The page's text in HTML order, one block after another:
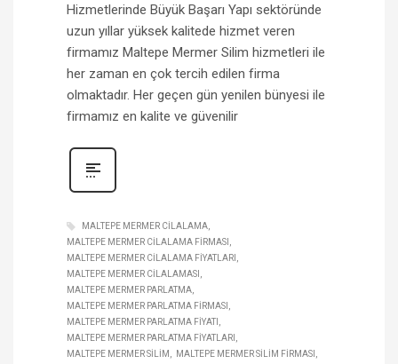
Hizmetlerinde Büyük Başarı Yapı sektöründe
uzun yıllar yüksek kalitede hizmet veren
firmamız Maltepe Mermer Silim hizmetleri ile
her zaman en çok tercih edilen firma
olmaktadır. Her geçen gün yenilen bünyesi ile
firmamız en kalite ve güvenilir
MALTEPE MERMER CILALAMA
MALTEPE MERMER CILALAMA FIRMASI
MALTEPE MERMER CILALAMA FIYATLARI
MALTEPE MERMER CILALAMASI
MALTEPE MERMER PARLATMA
MALTEPE MERMER PARLATMA FIRMASI
MALTEPE MERMER PARLATMA FIYATI
MALTEPE MERMER PARLATMA FIYATLARI
MALTEPE MERMER SILIM
MALTEPE MERMER SILIM FIRMASI